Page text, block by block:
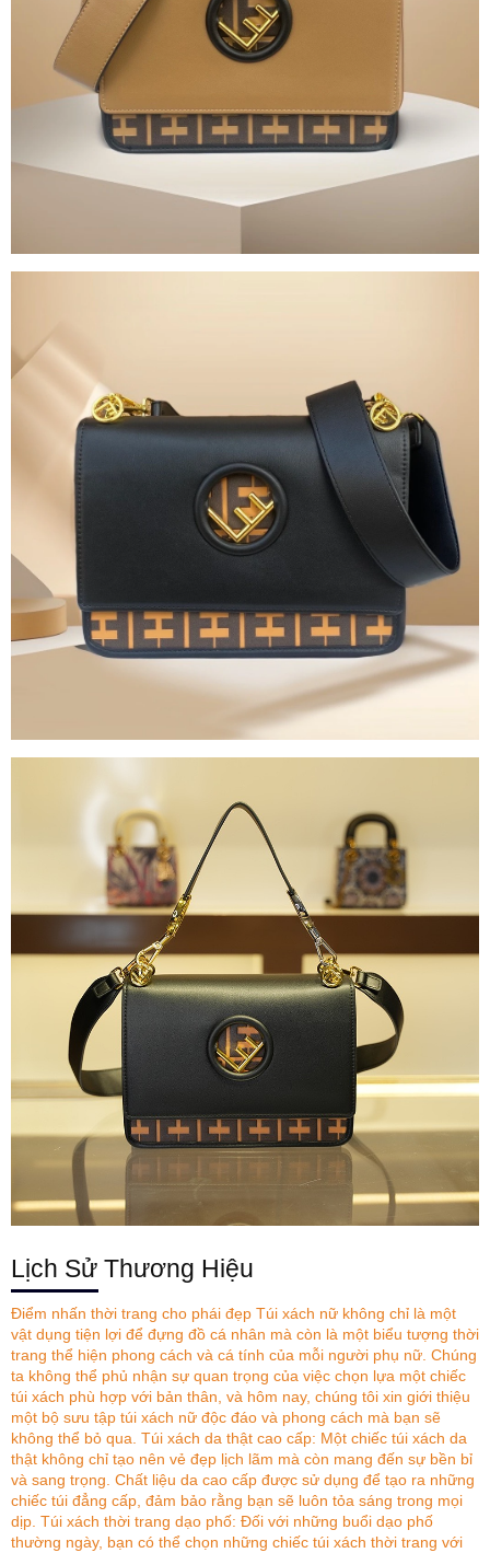
Lịch Sử Thương Hiệu
Điểm nhấn thời trang cho phái đẹp Túi xách nữ không chỉ là một
vật dụng tiện lợi để đựng đồ cá nhân mà còn là một biểu tượng thời
trang thể hiện phong cách và cá tính của mỗi người phụ nữ. Chúng
ta không thể phủ nhận sự quan trọng của việc chọn lựa một chiếc
túi xách phù hợp với bản thân, và hôm nay, chúng tôi xin giới thiệu
một bộ sưu tập túi xách nữ độc đáo và phong cách mà bạn sẽ
không thể bỏ qua. Túi xách da thật cao cấp: Một chiếc túi xách da
thật không chỉ tạo nên vẻ đẹp lịch lãm mà còn mang đến sự bền bỉ
và sang trọng. Chất liệu da cao cấp được sử dụng để tạo ra những
chiếc túi đẳng cấp, đảm bảo rằng bạn sẽ luôn tỏa sáng trong mọi
dịp. Túi xách thời trang dạo phố: Đối với những buổi dạo phố
thường ngày, bạn có thể chọn những chiếc túi xách thời trang với